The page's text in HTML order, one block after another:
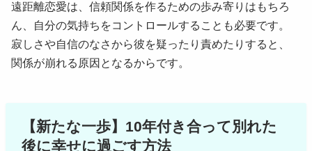
遠距離恋愛は、信頼関係を作るための歩み寄りはもちろ
ん、自分の気持ちをコントロールすることも必要です。
寂しさや自信のなさから彼を疑ったり責めたりすると、
関係が崩れる原因となるからです。
【新たな一歩】10年付き合って別れた
後に幸せに過ごす方法